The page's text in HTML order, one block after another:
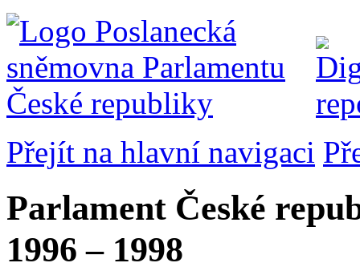
Přejít na hlavní navigaci
Parlament České
1996 – 1998